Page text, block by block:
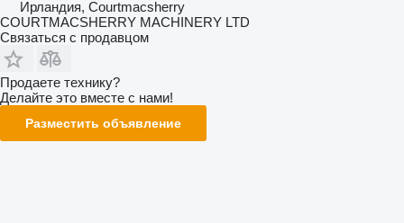
Ирландия, Courtmacsherry
COURTMACSHERRY MACHINERY LTD
Связаться с продавцом
Продаете технику?
Делайте это вместе с нами!
Разместить объявление